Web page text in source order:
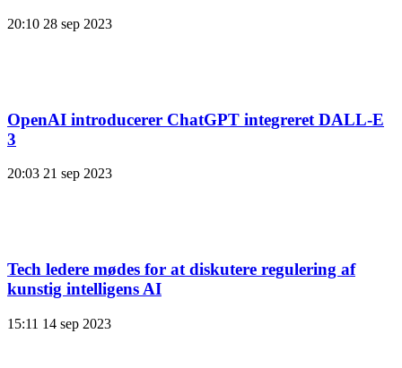
20:10 28 sep 2023
OpenAI introducerer ChatGPT integreret DALL-E
3
20:03 21 sep 2023
Tech ledere mødes for at diskutere regulering af
kunstig intelligens AI
15:11 14 sep 2023